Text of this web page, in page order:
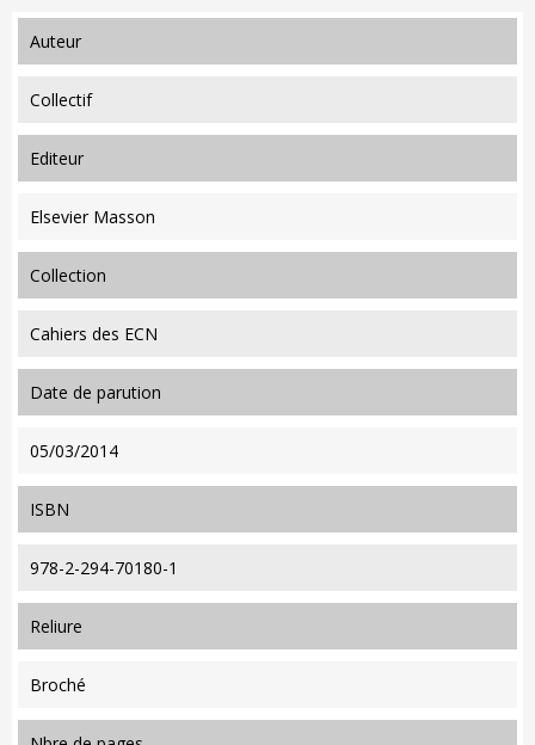
auteur
Collectif
editeur
Elsevier Masson
collection
Cahiers des ECN
date de parution
05/03/2014
ISBN
978-2-294-70180-1
reliure
Broché